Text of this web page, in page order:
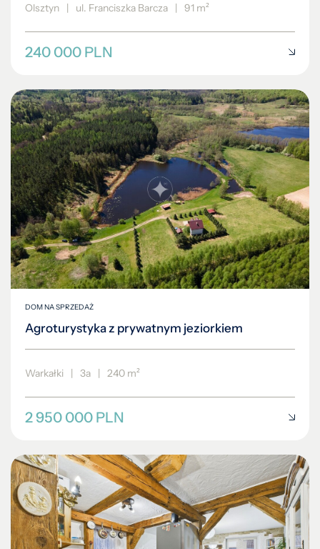
Olsztyn | ul. Franciszka Barcza | 91 m²
240 000 PLN
DOM NA SPRZEDAŻ
Agroturystyka z prywatnym jeziorkiem
Warkałki | 3a | 240 m²
2 950 000 PLN